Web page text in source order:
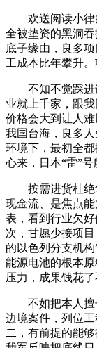
欢送阅读小律
全被垫资的黑洞
底子缘由，良多
工成本比年攀升。
不知不觉踩进
业就上千家，跟
价格会大到让人
我国台海，良多
环境下，最初全
心来，日本“雷”号
按需进货杜绝
现金流、是焦点
表，看到行业欠
次，甘愿少接项
的以色列分支机
能源电池的根本
压力，成果钱花
不如把本人擅
边境案件，列位
二，有前提的能